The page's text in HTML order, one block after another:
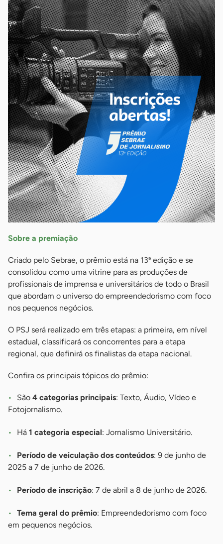
Sobre a premiação
Criado pelo Sebrae, o prêmio está na 13ª edição e se
consolidou como uma vitrine para as produções de
profissionais de imprensa e universitários de todo o Brasil
que abordam o universo do empreendedorismo com foco
nos pequenos negócios.
O PSJ será realizado em três etapas: a primeira, em nível
estadual, classificará os concorrentes para a etapa
regional, que definirá os finalistas da etapa nacional.
Confira os principais tópicos do prêmio:
São 4 categorias principais: Texto, Áudio, Vídeo e
Fotojornalismo.
Há 1 categoria especial: Jornalismo Universitário.
Período de veiculação dos conteúdos: 9 de junho de
2025 a 7 de junho de 2026.
Período de inscrição: 7 de abril a 8 de junho de 2026.
Tema geral do prêmio: Empreendedorismo com foco
em pequenos negócios.